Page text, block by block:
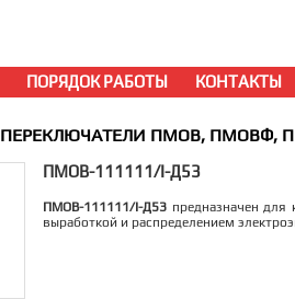
ПОРЯДОК РАБОТЫ КОНТАКТЫ
ПЕРЕКЛЮЧАТЕЛИ ПМОВ, ПМОВФ,
ПМОВ-111111/I-Д53
ПМОВ-111111/I-Д53 предназначен для
выработкой и распределением